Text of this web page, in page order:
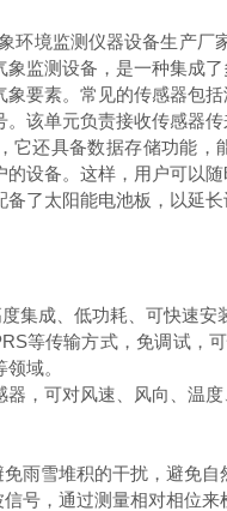
环境监测仪器设备生产厂
监测设备，是一种集成
要素。常见的传感器包
该单元负责接收传感器
它还具备数据存储功能
设备。这样，用户可以
了太阳能电池板，以延
集成、低功耗、可快速
等传输方式，免调试，
域。
，可对风速、风向、温
免雨雪堆积的干扰，避免
信号，通过测量相对相位